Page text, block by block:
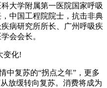
大学附属第一医院国家呼吸
中国工程院院士，抗击非典
病研究所所长、广州呼吸疾
会会长。
变化!
中复苏的“拐点之年”，更多
放缓转向复苏。消费将成为